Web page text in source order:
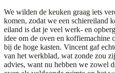
We wilden de keuken graag iets
komen, zodat we een schiereiland
eiland is dat je veel werk- en
idee om de oven en koffiemachine
bij de hoge kasten. Vincent gaf
van het werkblad, wat zonde zou
advies, want nu hebben we zowel